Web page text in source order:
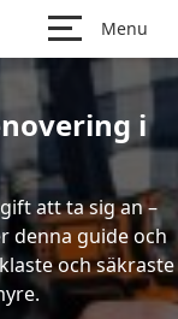
Menu
i
att ta sig an –
denna guide och
och säkraste